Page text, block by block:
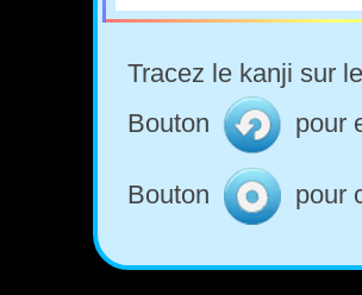
Tracez le kanji sur
Bouton
pour
Bouton pour